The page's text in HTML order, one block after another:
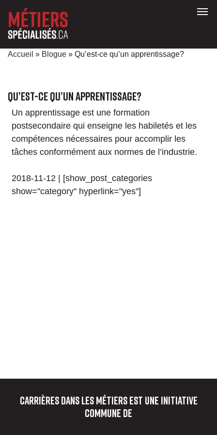
Accueil » Blogue » Qu’est-ce qu’un apprentissage?
Qu’est-ce qu’un apprentissage?
Un apprentissage est une formation
postsecondaire qui enseigne les habiletés et les
compétences nécessaires pour accomplir les
tâches conformément aux normes de l’industrie.
2018-11-12 | [show_post_categories
show="category" hyperlink="yes"]
Carrières dans les métiersest une initiative
commune de